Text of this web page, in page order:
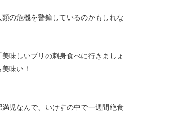
の危機を警鐘しているのかもしれな
味しいブリの刺身食べに行きましょ
味い！
児なんで、いけすの中で一週間絶食